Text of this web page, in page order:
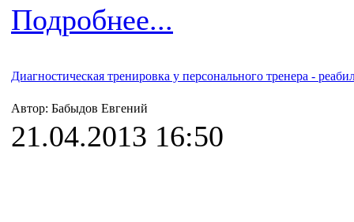
Подробнее...
Диагностическая тренировка у персонального тренера -
Автор: Бабыдов Евгений
21.04.2013 16:50